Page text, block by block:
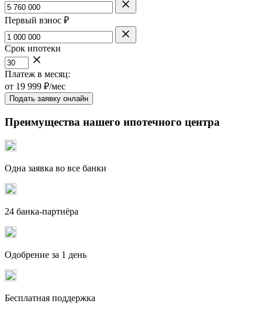
Первый взнос ₽
Срок ипотеки
Платеж в месяц:
от 19 999 ₽/мес
Подать заявку онлайн
Преимущества нашего ипотечного центра
Одна заявка во все банки
24 банка-партнёра
Одобрение за 1 день
Бесплатная поддержка